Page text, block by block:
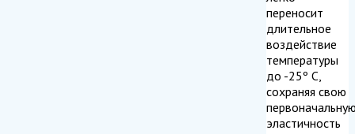
переносит
длительное
воздействие
температуры
до -25º С,
сохраняя свою
эластичность